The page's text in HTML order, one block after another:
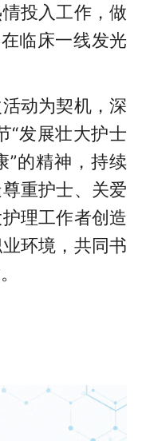
投入工作，做
临床一线发光
动为契机，深
“发展壮大护士
”的精神，持续
重护士、关爱
理工作者创造
环境，共同书